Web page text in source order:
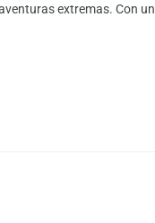
extremas. Con